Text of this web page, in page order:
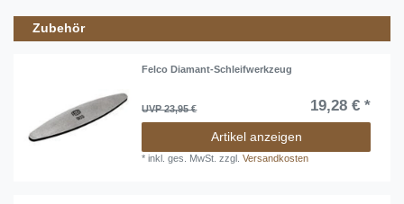
Zubehör
Felco Diamant-Schleifwerkzeug
UVP 23,95 € 19,28 € *
Artikel anzeigen
*inkl. ges. MwSt. zzgl.Versandkosten